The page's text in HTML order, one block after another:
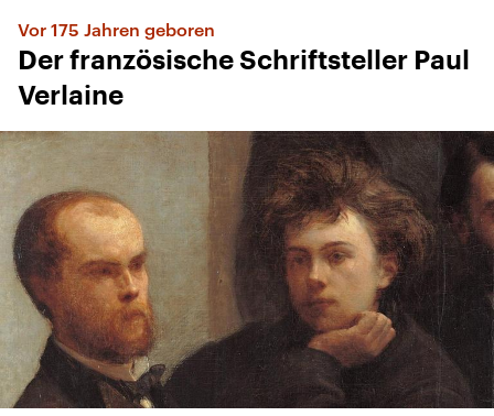
Vor 175 Jahren geboren
Der französische Schriftsteller Paul
Verlaine